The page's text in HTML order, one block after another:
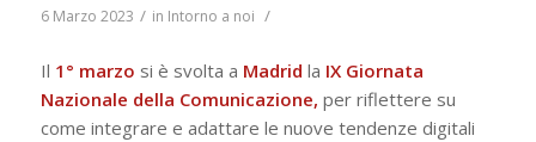
6 Marzo 2023 / in Intorno a noi /
Il 1° marzo si è svolta a Madrid la IX Giornata
Nazionale della Comunicazione, per riflettere su
come integrare e adattare le nuove tendenze digitali